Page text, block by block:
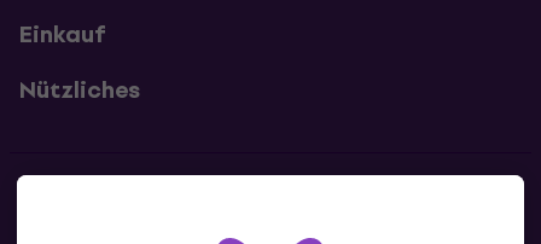
Einkauf
Nützliches